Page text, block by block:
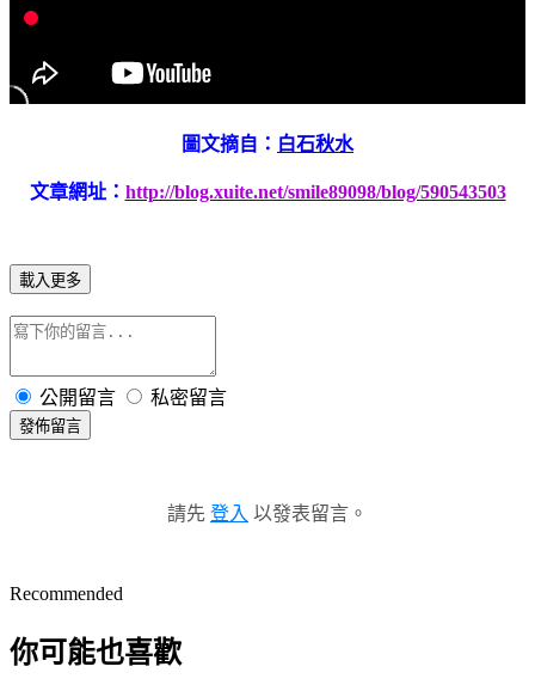
圖文摘自： 白石秋水
文章網址： http://blog.xuite.net/smile89098/blog/590543503
載入更多
公開留言 私密留言
發佈留言
請先 登入 以發表留言。
Recommended
你可能也喜歡